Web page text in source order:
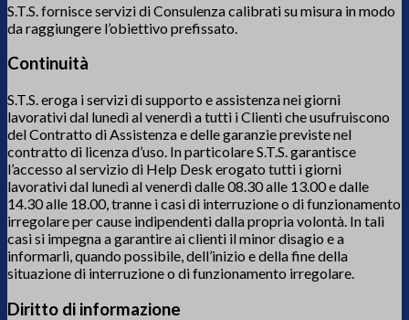
S.T.S. fornisce servizi di Consulenza calibrati su misura in modo
da raggiungere l’obiettivo prefissato.
Continuità
S.T.S. eroga i servizi di supporto e assistenza nei giorni
lavorativi dal lunedì al venerdì a tutti i Clienti che usufruiscono
del Contratto di Assistenza e delle garanzie previste nel
contratto di licenza d’uso. In particolare S.T.S. garantisce
l’accesso al servizio di Help Desk erogato tutti i giorni
lavorativi dal lunedì al venerdì dalle 08.30 alle 13.00 e dalle
14.30 alle 18.00, tranne i casi di interruzione o di funzionamento
irregolare per cause indipendenti dalla propria volontà. In tali
casi si impegna a garantire ai clienti il minor disagio e a
informarli, quando possibile, dell’inizio e della fine della
situazione di interruzione o di funzionamento irregolare.
Diritto di informazione